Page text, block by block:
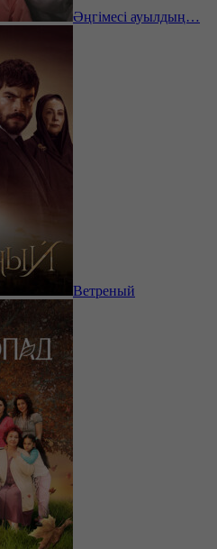
Әңгімесі ауылдың…
Ветреный